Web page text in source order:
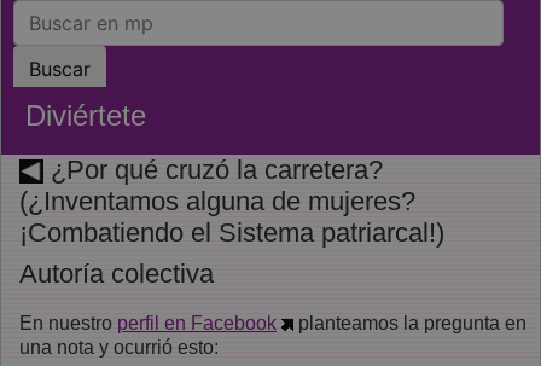
Diviértete
¿Por qué cruzó la carretera?
(¿Inventamos alguna de mujeres?
¡Combatiendo el Sistema patriarcal!)
Autoría colectiva
En nuestro perfil en Facebook
planteamos la pregunta en
una nota y ocurrió esto: